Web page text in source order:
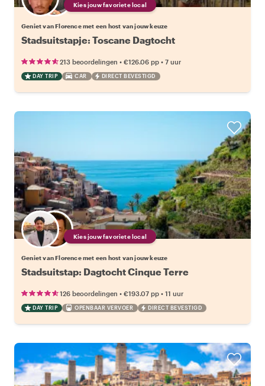
Kies jouw favoriete local
Geniet van Florence met een host van jouw keuze
Stadsuitstapje: Toscane Dagtocht
213 beoordelingen • €126.06 pp • 7 uur
DAY TRIP CAR DIRECT BEVESTIGD
Kies jouw favoriete local
Geniet van Florence met een host van jouw keuze
Stadsuitstap: Dagtocht Cinque Terre
126 beoordelingen • €193.07 pp • 11 uur
DAY TRIP OPENBAAR VERVOER DIRECT BEVESTIGD